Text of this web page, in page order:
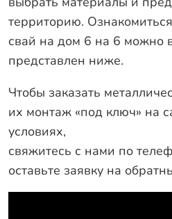
территорию.
свай на дом 6 на 6 можно
представлен ниже.
Чтобы заказать
их монтаж «под ключ» на
условиях,
свяжитесь с нами по
оставьте заявку на